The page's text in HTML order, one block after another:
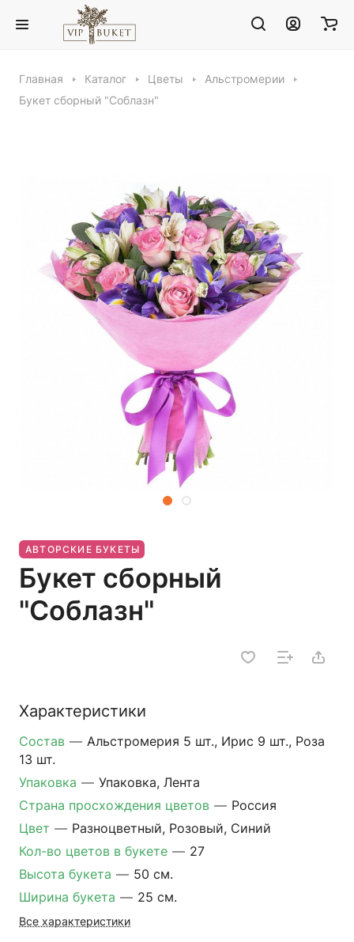
Главная Каталог Цветы
Альстромерии
Букет сборный "Соблазн"
АВТОРСКИЕ БУКЕТЫ
Букет сборный
"Соблазн"
Характеристики
Состав — Альстромерия 5 шт., Ирис 9 шт., Роза
13 шт.
Упаковка — Упаковка, Лента
Страна просхождения цветов — Россия
Цвет — Разноцветный, Розовый, Синий
Кол-во цветов в букете — 27
Высота букета — 50 см.
Ширина букета — 25 см.
Все характеристики